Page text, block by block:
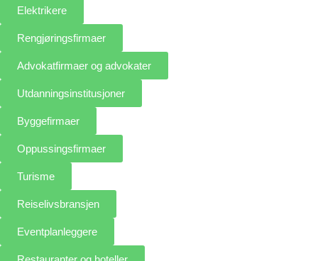
Elektrikere
Rengjøringsfirmaer
Advokatfirmaer og advokater
Utdanningsinstitusjoner
Byggefirmaer
Oppussingsfirmaer
Turisme
Reiselivsbransjen
Eventplanleggere